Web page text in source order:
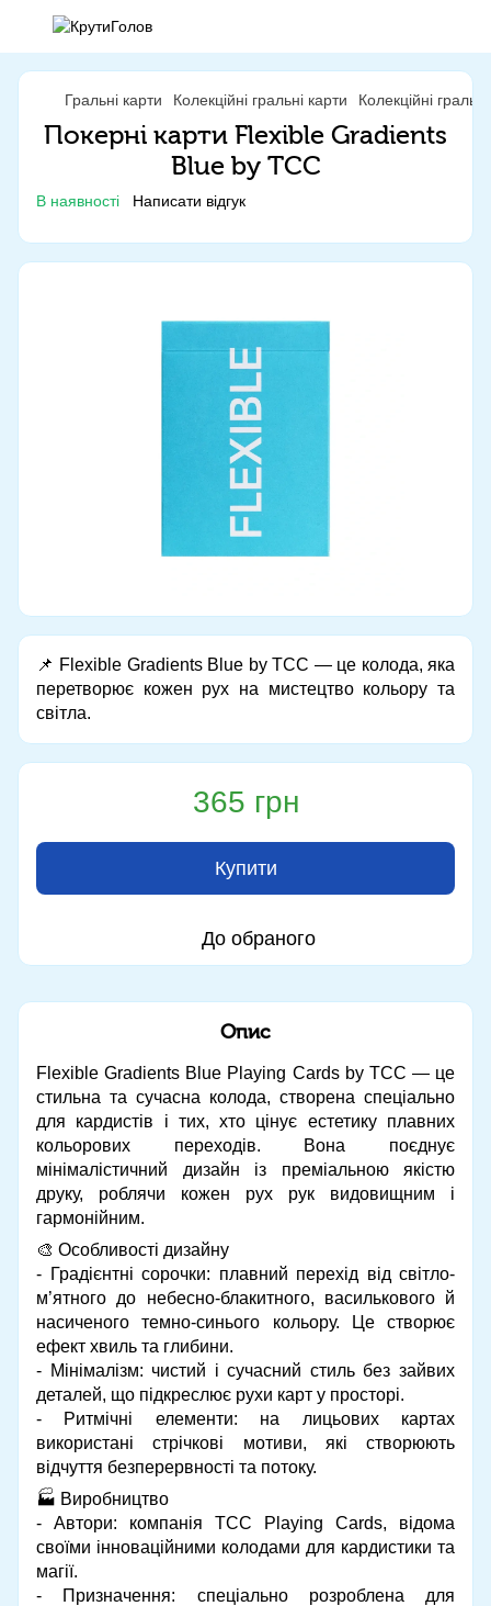
Гральні карти Колекційні гральні карти Колекційні
Покерні карти Flexible Gradients
Blue by TCC
В наявності Написати відгук
📌 Flexible Gradients Blue by TCC — це колода, яка
перетворює кожен рух на мистецтво кольору та
світла.
365 грн
Купити
До обраного
Опис
Flexible Gradients Blue Playing Cards by TCC — це
стильна та сучасна колода, створена спеціально
для кардистів і тих, хто цінує естетику плавних
кольорових переходів. Вона поєднує
мінімалістичний дизайн із преміальною якістю
друку, роблячи кожен рух рук видовищним і
гармонійним.
🎨 Особливості дизайну
- Градієнтні сорочки: плавний перехід від світло-
м’ятного до небесно-блакитного, василькового й
насиченого темно-синього кольору. Це створює
ефект хвиль та глибини.
- Мінімалізм: чистий і сучасний стиль без зайвих
деталей, що підкреслює рухи карт у просторі.
- Ритмічні елементи: на лицьових картах
використані стрічкові мотиви, які створюють
відчуття безперервності та потоку.
🏭 Виробництво
- Автори: компанія TCC Playing Cards, відома
своїми інноваційними колодами для кардистики та
магії.
- Призначення: спеціально розроблена для